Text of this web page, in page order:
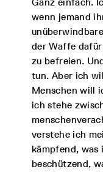
wenn jemand
der Waffe
zu befreien.
tun. Aber ich
Menschen will
ich stehe
verstehe ich
kämpfend, was
beschützend,